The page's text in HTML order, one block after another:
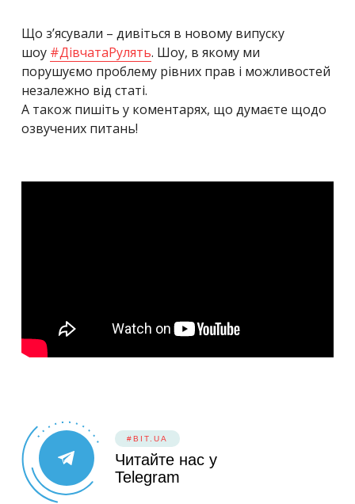
Що з’ясували – дивіться в новому випуску
шоу #ДівчатаРулять. Шоу, в якому ми
порушуємо проблему рівних прав і можливостей
незалежно від статі.
А також пишіть у коментарях, що думаєте щодо
озвучених питань!
#BIT.UA
Читайте нас у
Telegram